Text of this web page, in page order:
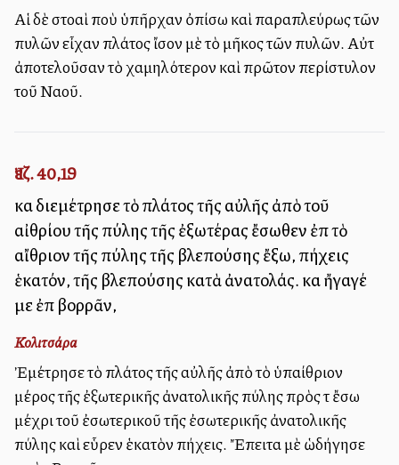
Αἱ δὲ στοαὶ ποὺ ὑπῆρχαν ὀπίσω καὶ παραπλεύρως τῶν
πυλῶν εἶχαν πλάτος ἴσον μὲ τὸ μῆκος τῶν πυλῶν. Αὐτὰ
ἀποτελοῦσαν τὸ χαμηλότερον καὶ πρῶτον περίστυλον
τοῦ Ναοῦ.
Ἰεζ. 40,19
καὶ διεμέτρησε τὸ πλάτος τῆς αὐλῆς ἀπὸ τοῦ
αἰθρίου τῆς πύλης τῆς ἐξωτέρας ἔσωθεν ἐπὶ τὸ
αἴθριον τῆς πύλης τῆς βλεπούσης ἔξω, πήχεις
ἑκατόν, τῆς βλεπούσης κατὰ ἀνατολάς. καὶ ἤγαγέ
με ἐπὶ βορρᾶν,
Κολιτσάρα
Ἐμέτρησε τὸ πλάτος τῆς αὐλῆς ἀπὸ τὸ ὑπαίθριον
μέρος τῆς ἐξωτερικῆς ἀνατολικῆς πύλης πρὸς τὰ ἔσω
μέχρι τοῦ ἐσωτερικοῦ τῆς ἐσωτερικῆς ἀνατολικῆς
πύλης καὶ εὗρεν ἑκατὸν πήχεις. Ἔπειτα μὲ ὡδήγησε